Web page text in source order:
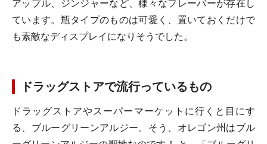
アップル、ジンジャーなど、様々なフレーバーが存在し
ています。瓶タイプのものは可愛く、置いておくだけで
も素敵なディスプレイになりそうでした。
ドラッグストアで流行っているもの
ドラッグストアやスーパーマーケットに行くと目にす
る、ブルーグリーンアルジー。そう、オレゴン州はブル